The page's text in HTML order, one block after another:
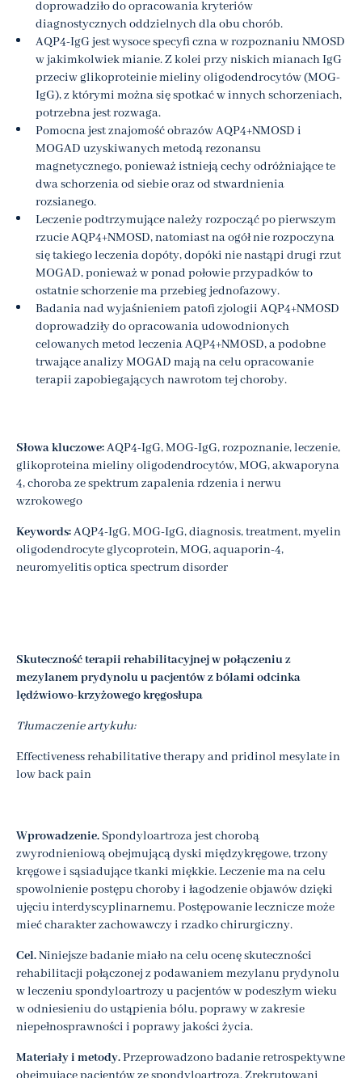
doprowadziło do opracowania kryteriów
diagnostycznych oddzielnych dla obu chorób.
AQP4-IgG jest wysoce specyfi czna w rozpoznaniu NMOSD
w jakimkolwiek mianie. Z kolei przy niskich mianach IgG
przeciw glikoproteinie mieliny oligodendrocytów (MOG-
IgG), z którymi można się spotkać w innych schorzeniach,
potrzebna jest rozwaga.
Pomocna jest znajomość obrazów AQP4+NMOSD i
MOGAD uzyskiwanych metodą rezonansu
magnetycznego, ponieważ istnieją cechy odróżniające te
dwa schorzenia od siebie oraz od stwardnienia
rozsianego.
Leczenie podtrzymujące należy rozpocząć po pierwszym
rzucie AQP4+NMOSD, natomiast na ogół nie rozpoczyna
się takiego leczenia dopóty, dopóki nie nastąpi drugi rzut
MOGAD, ponieważ w ponad połowie przypadków to
ostatnie schorzenie ma przebieg jednofazowy.
Badania nad wyjaśnieniem patofi zjologii AQP4+NMOSD
doprowadziły do opracowania udowodnionych
celowanych metod leczenia AQP4+NMOSD, a podobne
trwające analizy MOGAD mają na celu opracowanie
terapii zapobiegających nawrotom tej choroby.
Słowa kluczowe:AQP4-IgG, MOG-IgG, rozpoznanie, leczenie,
glikoproteina mieliny oligodendrocytów, MOG, akwaporyna
4, choroba ze spektrum zapalenia rdzenia i nerwu
wzrokowego
Keywords:AQP4-IgG, MOG-IgG, diagnosis, treatment, myelin
oligodendrocyte glycoprotein, MOG, aquaporin-4,
neuromyelitis optica spectrum disorder
Skuteczność terapii rehabilitacyjnej w połączeniu z
mezylanem prydynolu u pacjentów z bólami odcinka
lędźwiowo-krzyżowego kręgosłupa
Tłumaczenie artykułu:
Effectiveness rehabilitative therapy and pridinol mesylate in
low back pain
Wprowadzenie. Spondyloartroza jest chorobą
zwyrodnieniową obejmującą dyski międzykręgowe, trzony
kręgowe i sąsiadujące tkanki miękkie. Leczenie ma na celu
spowolnienie postępu choroby i łagodzenie objawów dzięki
ujęciu interdyscyplinarnemu. Postępowanie lecznicze może
mieć charakter zachowawczy i rzadko chirurgiczny.
Cel.Niniejsze badanie miało na celu ocenę skuteczności
rehabilitacji połączonej z podawaniem mezylanu prydynolu
w leczeniu spondyloartrozy u pacjentów w podeszłym wieku
w odniesieniu do ustąpienia bólu, poprawy w zakresie
niepełnosprawności i poprawy jakości życia.
Materiały i metody.Przeprowadzono badanie retrospektywne